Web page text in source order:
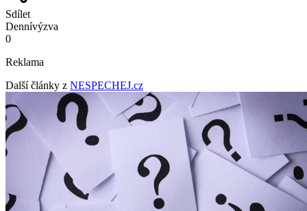
Sdílet
Dennívýzva
0
Reklama
Další články z NESPECHEJ.cz